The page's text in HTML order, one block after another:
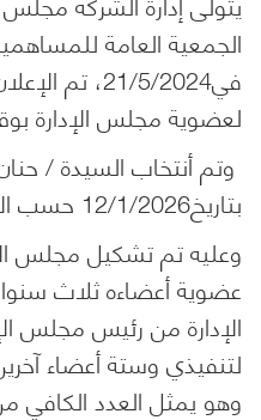
الجمعية العامة
في21/5/2024،
لعضوية مجلس الإدارة
وتم أنتخاب السيدة /
بتاريخ12/1/2026 حسب الاصول
وعليه تم تشكيل مجلس
عضوية أعضاءه ثلاث
الإدارة من رئيس مجلس
لتنفيذي وستة أعضاء
وهو يمثل العدد الكافي